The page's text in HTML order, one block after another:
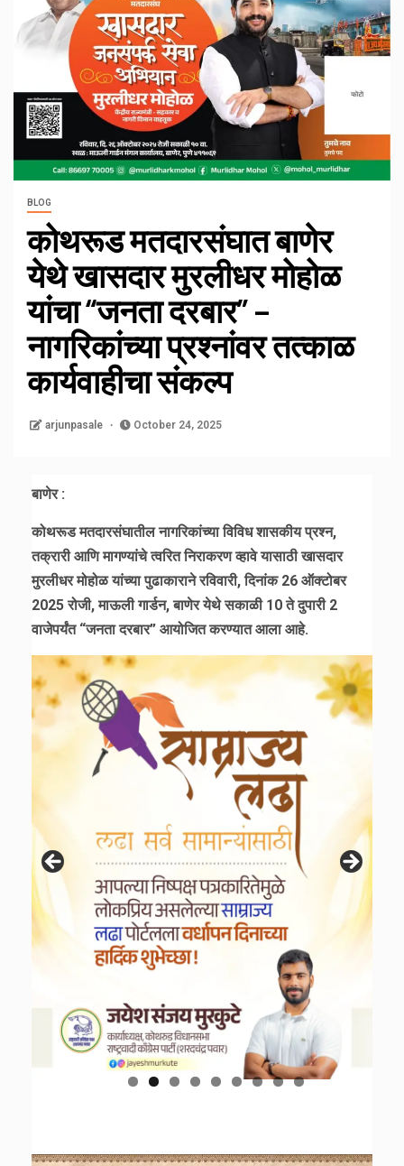
BLOG
कोथरूड मतदारसंघात बाणेर
येथे खासदार मुरलीधर मोहोळ
यांचा “जनता दरबार” –
नागरिकांच्या प्रश्नांवर तत्काळ
कार्यवाहीचा संकल्प
arjunpasale October 24, 2025
बाणेर :
कोथरूड मतदारसंघातील नागरिकांच्या विविध शासकीय प्रश्न,
तक्रारी आणि मागण्यांचे त्वरित निराकरण व्हावे यासाठी खासदार
मुरलीधर मोहोळ यांच्या पुढाकाराने रविवारी, दिनांक 26 ऑक्टोबर
2025 रोजी, माऊली गार्डन, बाणेर येथे सकाळी 10 ते दुपारी 2
वाजेपर्यंत “जनता दरबार” आयोजित करण्यात आला आहे.